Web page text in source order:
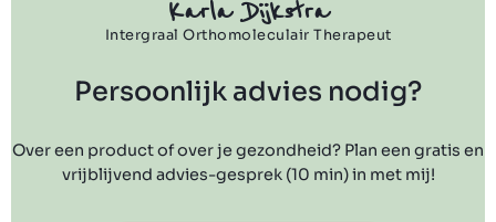
Karla Dijkstra
Intergraal Orthomoleculair Therapeut
Persoonlijk advies nodig?
Over een product of over je gezondheid? Plan een gratis en
vrijblijvend advies-gesprek (10 min) in met mij!